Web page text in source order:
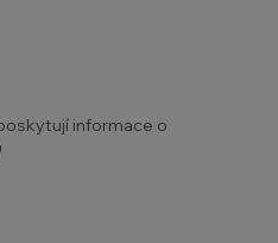
informace o